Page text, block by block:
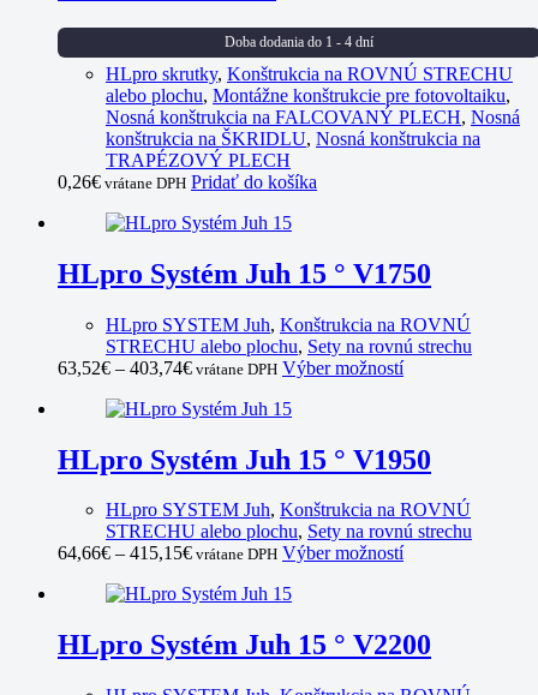
be
chosen
on
the
product
page
Doba dodania do 1 - 4 dní
HLpro skrutky, Konštrukcia na ROVNÚ STRECHU
alebo plochu, Montážne konštrukcie pre fotovoltaiku,
Nosná konštrukcia na FALCOVANÝ PLECH, Nosná
konštrukcia na ŠKRIDLU, Nosná konštrukcia na
TRAPÉZOVÝ PLECH
0,26€ vrátane DPH Pridať do košíka
HLpro Systém Juh 15 ° V1750
HLpro SYSTEM Juh, Konštrukcia na ROVNÚ
STRECHU alebo plochu, Sety na rovnú strechu
63,52€ – 403,74€ vrátane DPH Výber možnostíThis
variants.
The
may
be
chosen
page
HLpro Systém Juh 15 ° V1950
HLpro SYSTEM Juh, Konštrukcia na ROVNÚ
STRECHU alebo plochu, Sety na rovnú strechu
64,66€ – 415,15€ vrátane DPH Výber možnostíThis
variants.
The
HLpro Systém Juh 15 ° V2200